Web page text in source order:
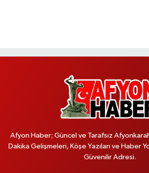
Afyon Haber; Güncel ve Tarafsız
Dakika Gelişmeleri, Köşe Yazıları ve Haber
Güvenilir Adresi.